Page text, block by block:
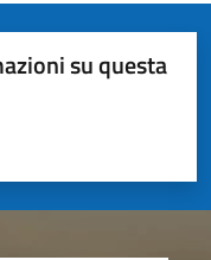
su questa